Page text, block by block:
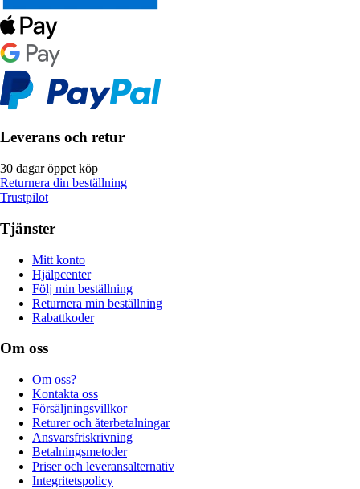
Leverans och retur
30 dagar öppet köp
Returnera din beställning
Trustpilot
Tjänster
Mitt konto
Hjälpcenter
Följ min beställning
Returnera min beställning
Rabattkoder
Om oss
Om oss?
Kontakta oss
Försäljningsvillkor
Returer och återbetalningar
Ansvarsfriskrivning
Betalningsmetoder
Priser och leveransalternativ
Integritetspolicy